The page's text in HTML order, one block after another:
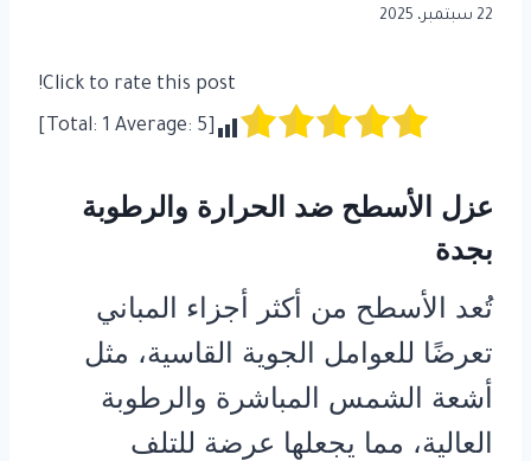
22 سبتمبر، 2025
Click to rate this post!
1 Average: 5
عزل الأسطح ضد الحرارة والرطوبة
بجدة
تُعد الأسطح من أكثر أجزاء المباني
تعرضًا للعوامل الجوية القاسية، مثل
أشعة الشمس المباشرة والرطوبة
العالية، مما يجعلها عرضة للتلف